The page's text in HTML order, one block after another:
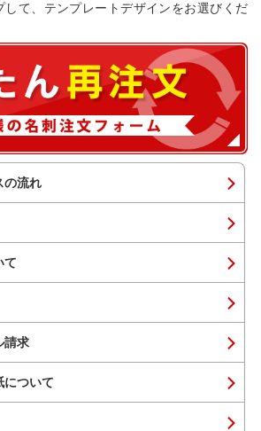
して、テンプレートデザインをお選びくだ
の流れ
て
請求
について